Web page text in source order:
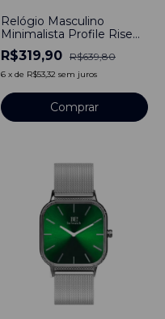
Relógio Masculino
Minimalista Profile Rise
Branco Pulseira de Aço
Prata 40mm Aço
Inoxidável banhado a
R$319,90 R$639,80
6 x de R$53,32 sem juros
Comprar